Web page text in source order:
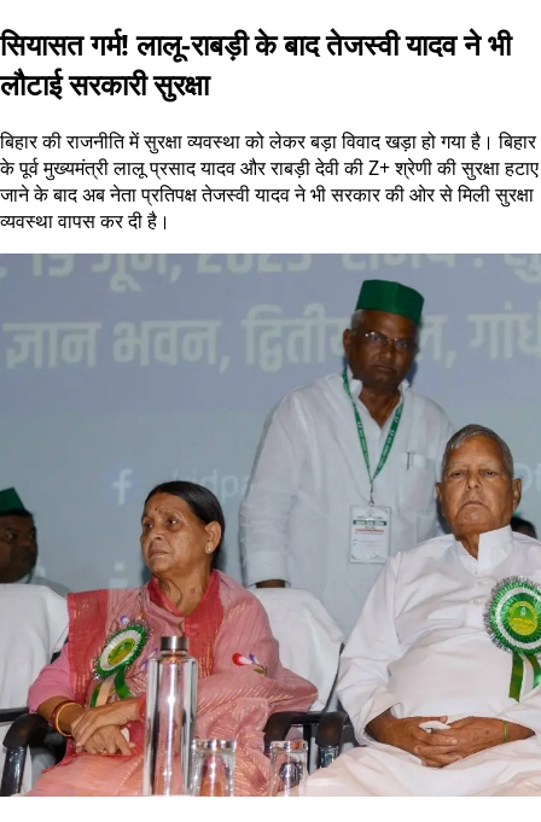
सियासत गर्म! लालू-राबड़ी के बाद तेजस्वी यादव ने भी
लौटाई सरकारी सुरक्षा
बिहार की राजनीति में सुरक्षा व्यवस्था को लेकर बड़ा विवाद खड़ा हो गया है। बिहार
के पूर्व मुख्यमंत्री लालू प्रसाद यादव और राबड़ी देवी की Z+ श्रेणी की सुरक्षा हटाए
जाने के बाद अब नेता प्रतिपक्ष तेजस्वी यादव ने भी सरकार की ओर से मिली सुरक्षा
व्यवस्था वापस कर दी है।